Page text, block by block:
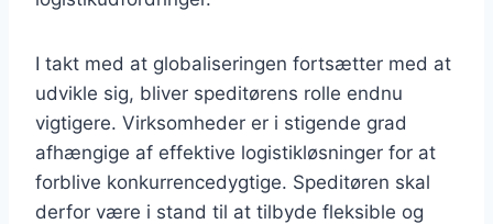
I takt med at globaliseringen fortsætter med at
udvikle sig, bliver speditørens rolle endnu
vigtigere. Virksomheder er i stigende grad
afhængige af effektive logistikløsninger for at
forblive konkurrencedygtige. Speditøren skal
derfor være i stand til at tilbyde fleksible og